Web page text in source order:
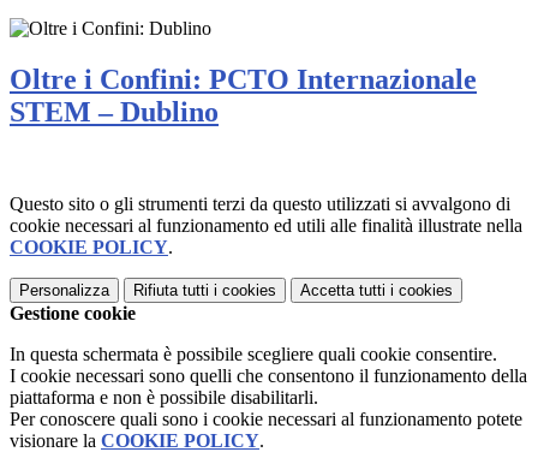
Oltre i Confini: PCTO Internazionale
STEM – Dublino
Questo sito o gli strumenti terzi da questo utilizzati si avvalgono di
cookie necessari al funzionamento ed utili alle finalità illustrate nella
COOKIE POLICY.
Personalizza Rifiuta tutti i cookies Accetta tutti i cookies
Gestione cookie
In questa schermata è possibile scegliere quali cookie consentire.
I cookie necessari sono quelli che consentono il funzionamento della
piattaforma e non è possibile disabilitarli.
Per conoscere quali sono i cookie necessari al funzionamento potete
visionare la COOKIE POLICY.